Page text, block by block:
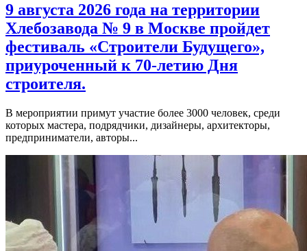
9 августа 2026 года на территории
Хлебозавода № 9 в Москве пройдет
фестиваль «Строители Будущего»,
приуроченный к 70-летию Дня
строителя.
В мероприятии примут участие более 3000 человек, среди
которых мастера, подрядчики, дизайнеры, архитекторы,
предприниматели, авторы...